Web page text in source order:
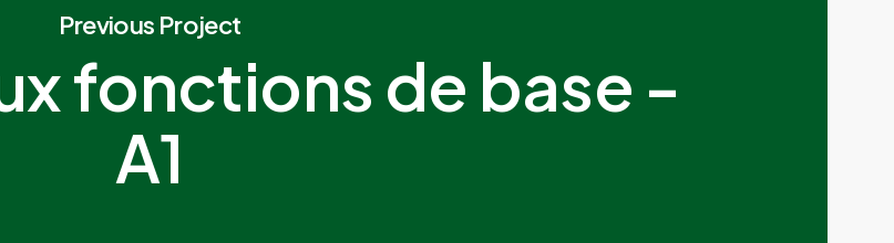
Previous Project
fonctions de base -
A1